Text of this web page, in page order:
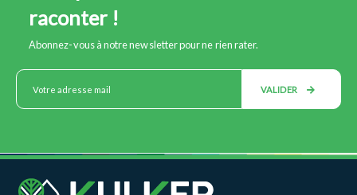
raconter !
Abonnez-vous à notre newsletter pour ne rien rater.
VALIDER